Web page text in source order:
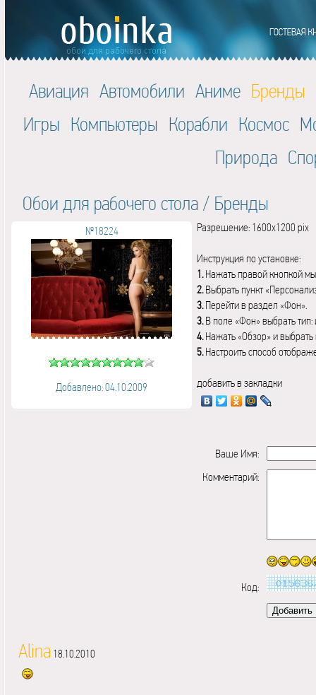
Авиация Автомобили Аниме Бренды
Игры Компьютеры Корабли Космос
Природа
Обои для рабочего стола / Бренды
№18224
Добавлено: 04.10.2009
Разрешение: 1600x1200 pix
Инструкция по установке:
1.Нажать правой кнопкой
2.Выбрать пункт
3.Перейти в раздел «Фон».
3.В поле «Фон» выбрать
4.Нажать «Обзор» и выбрать
5.Настроить способ
добавить в закладки
Ваше Имя:
Комментарий:
Код:
Alina 18.10.2010